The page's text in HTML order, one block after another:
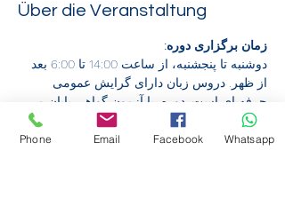
Über die Veranstaltung
زمان برگزاری دوره:
دوشنبه تا پنجشنبه، از ساعت 14:00 تا 6:00 بعد
از ظهر. دروس زبان دارای گرایش عمومی
حرفه ای است. دوره  با آزمون گواهی پایان می
یابد.
پشتیبانی مالی:
Phone Email Facebook Whatsapp